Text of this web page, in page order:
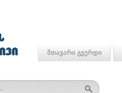
მთავარი გვერდი